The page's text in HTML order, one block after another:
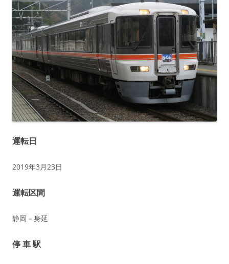
運転日
2019年3月23日
運転区間
静岡－身延
停 車 駅